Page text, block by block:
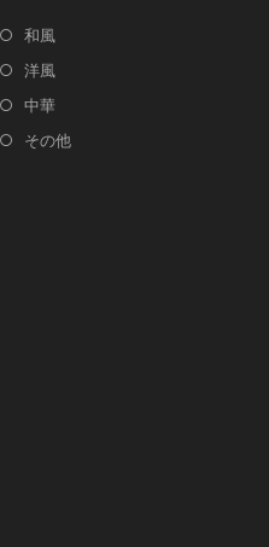
和風
洋風
中華
その他